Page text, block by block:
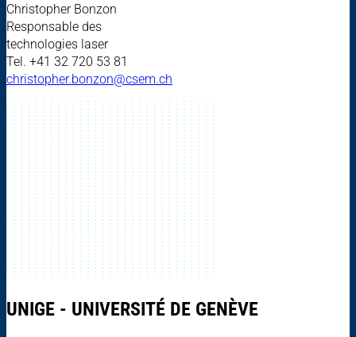
Christopher Bonzon
Responsable des
technologies laser
Tel. +41 32 720 53 81
christopher.bonzon@csem.ch
UNIGE - UNIVERSITÉ DE GENÈVE